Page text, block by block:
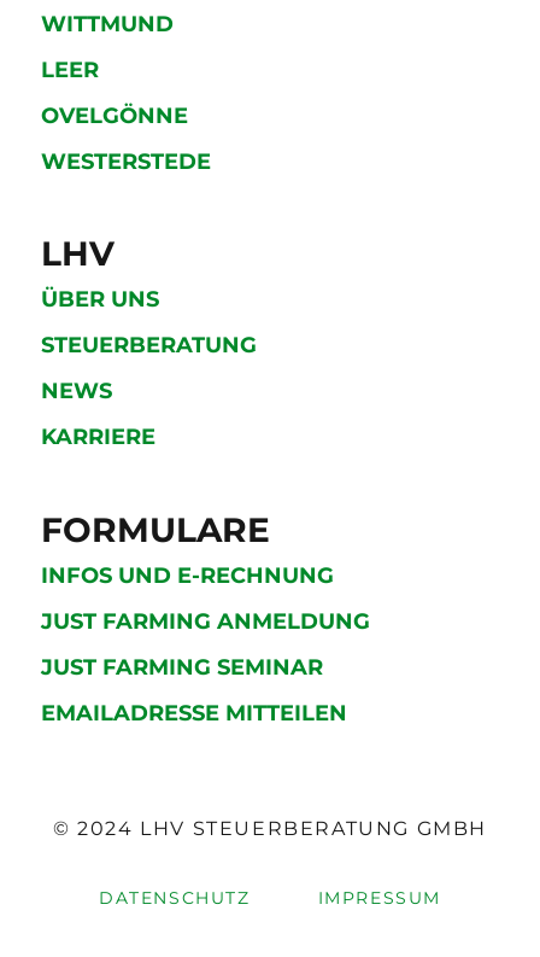
WITTMUND
LEER
OVELGÖNNE
WESTERSTEDE
LHV
ÜBER UNS
STEUERBERATUNG
NEWS
KARRIERE
FORMULARE
INFOS UND E-RECHNUNG
JUST FARMING ANMELDUNG
JUST FARMING SEMINAR
EMAILADRESSE MITTEILEN
© 2024 LHV STEUERBERATUNG GMBH
DATENSCHUTZ IMPRESSUM